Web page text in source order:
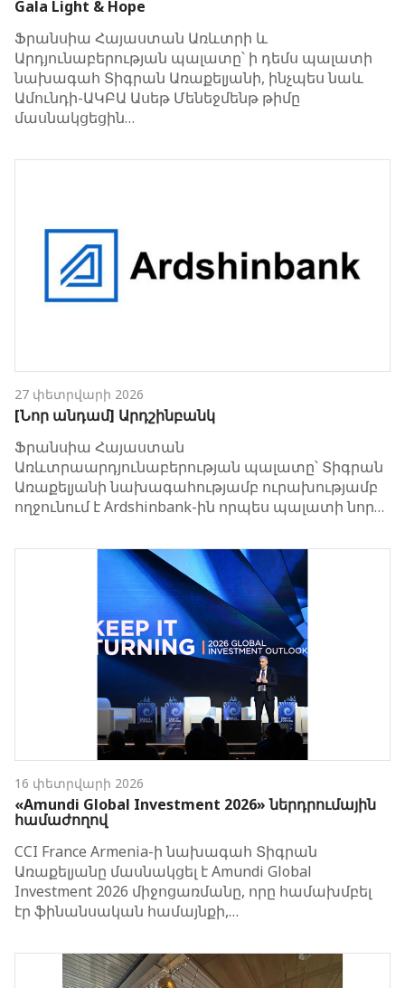
Gala Light & Hope
Ֆրանսիա Հայաստան Առևտրի և
Արդյունաբերության պալատը՝ ի դեմս պալատի
նախագահ Տիգրան Առաքելյանի, ինչպես նաև
Ամունդի-ԱԿԲԱ Ասեթ Մենեջմենթ թիմը
մասնակցեցին…
27 փետրվարի 2026
[Նոր անդամ] Արդշինբանկ
Ֆրանսիա Հայաստան
Առևտրաարդյունաբերության պալատը՝ Տիգրան
Առաքելյանի նախագահությամբ ուրախությամբ
ողջունում է Ardshinbank-ին որպես պալատի նոր…
16 փետրվարի 2026
«Amundi Global Investment 2026» ներդրումային
համաժողով
CCI France Armenia-ի նախագահ Տիգրան
Առաքելյանը մասնակցել է Amundi Global
Investment 2026 միջոցառմանը, որը համախմբել
էր ֆինանսական համայնքի,…